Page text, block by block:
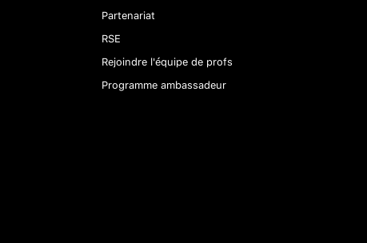
Partenariat
RSE
Rejoindre l'équipe de profs
Programme ambassadeur